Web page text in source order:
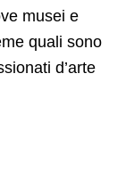
musei e
quali sono
d’arte